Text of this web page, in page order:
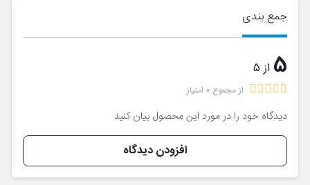
جمع بندی
5 از 5
از مجموع 0 امتیاز
دیدگاه خود را در مورد این محصول بیان کنید
افزودن دیدگاه